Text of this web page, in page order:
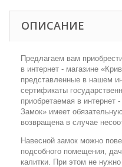
ОПИСАНИЕ
Предлагаем вам
в интернет - магазине
представленные в нашем
сертификаты
приобретаемая в интернет
Замок» имеет
возвращена в случае
Навесной замок можно
подсобного помещения,
калитки. При этом не